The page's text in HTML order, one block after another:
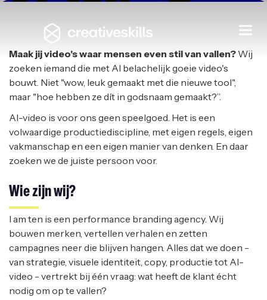
Freelance AI Video Creative
I AM TEN|HEUSDEN-ZOLDER
Maak jij video's waar mensen even stil van vallen? Wij
zoeken iemand die met AI belachelijk goeie video's
bouwt. Niet "wow, leuk gemaakt met die nieuwe tool",
maar "hoe hebben ze dít in godsnaam gemaakt?”.
AI-video is voor ons geen speelgoed. Het is een
volwaardige productiediscipline, met eigen regels, eigen
vakmanschap en een eigen manier van denken. En daar
zoeken we de juiste persoon voor.
Wie zijn wij?
I am ten is een performance branding agency. Wij
bouwen merken, vertellen verhalen en zetten
campagnes neer die blijven hangen. Alles dat we doen -
van strategie, visuele identiteit, copy, productie tot AI-
video - vertrekt bij één vraag: wat heeft de klant écht
nodig om op te vallen?